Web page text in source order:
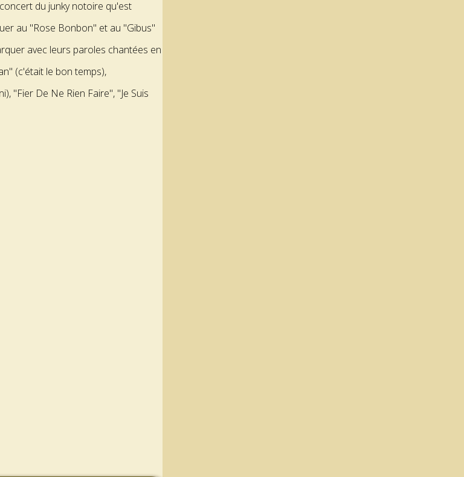
du junky notoire qu'est
au "Rose Bonbon" et au "Gibus"
avec leurs paroles chantées en
(c'était le bon temps),
"Fier De Ne Rien Faire", "Je Suis